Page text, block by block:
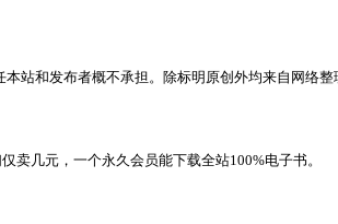
站和发布者概不承担。除标明原创外均来自网络
几元，一个永久会员能下载全站100%电子书。